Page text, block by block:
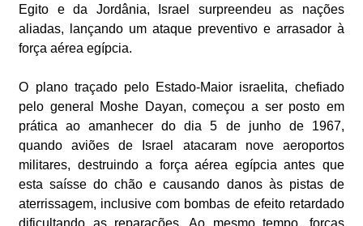
Egito e da Jordânia, Israel surpreendeu as nações
aliadas, lançando um ataque preventivo e arrasador à
força aérea egípcia.
O plano traçado pelo Estado-Maior israelita, chefiado
pelo general Moshe Dayan, começou a ser posto em
prática ao amanhecer do dia 5 de junho de 1967,
quando aviões de Israel atacaram nove aeroportos
militares, destruindo a força aérea egípcia antes que
esta saísse do chão e causando danos às pistas de
aterrissagem, inclusive com bombas de efeito retardado
dificultando as reparações. Ao mesmo tempo, forças